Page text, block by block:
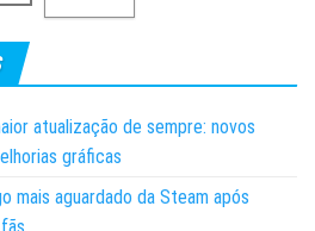
atualização de sempre: novos
gráficas
mais aguardado da Steam após